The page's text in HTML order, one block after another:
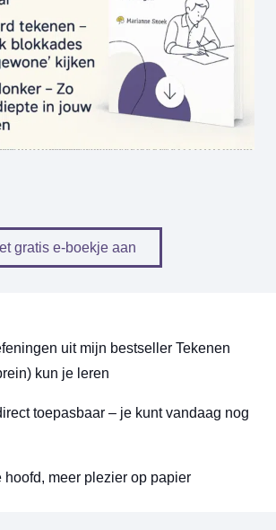
gratis e-boekje aan
uit mijn bestseller Tekenen
kun je leren
toepasbaar – je kunt vandaag nog
hoofd, meer plezier op papier